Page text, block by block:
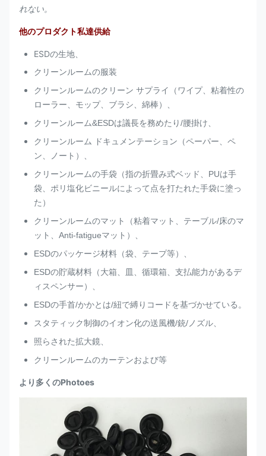
れない。
他のプロダクト私達供給
ESDの生地、
クリーンルームの服装
クリーンルームのクリーン サプライ（ワイプ、粘着性の
ローラー、モップ、ブラシ、綿棒）、
クリーンルーム&ESDは議長を務めたり/腰掛け、
クリーンルーム ドキュメンテーション（ペーパー、ペ
ン、ノート）、
クリーンルームの手袋（指の折畳み式ベッド、PUは手
袋、ポリ塩化ビニールによって点を打たれた手袋に塗っ
た）
クリーンルームのマット（粘着マット、テーブル/床のマ
ット、Anti-fatigueマット）、
ESDのパッケージ材料（袋、テープ等）、
ESDの貯蔵材料（大箱、皿、循環箱、支払能力があるデ
ィスペンサー）、
ESDの手首/かかとは/紐で縛りコードを基づかせている。
スタティック制御のイオン化の送風機/銃/ノズル、
照らされた拡大鏡、
クリーンルームのカーテンおよび等
より多くのPhotoes